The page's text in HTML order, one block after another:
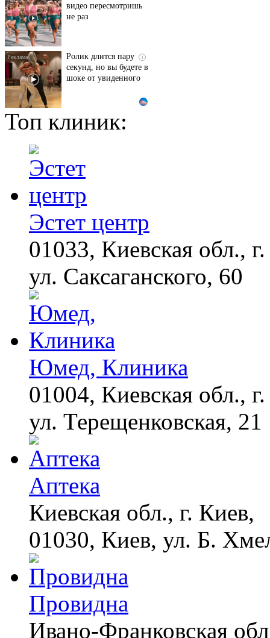
видео пересмотришь
не раз
i
Ролик длится пару
секунд, но вы будете в
шоке от увиденного
Ролик из Омска: вы
будете смеяться долго
"Потеряли стыд в
Поплавская вмазала
Королева вагона
отожгла! Видео не
оставит равнодушным
Топ клиник:
Эстет центр
01033, Киевская обл.,
ул. Саксаганского, 60
Юмед, Клиника
01004, Киевская обл.,
ул. Терещенковская, 21
Аптека
Киевская обл., г. Киев,
01030, Киев, ул. Б.
Провидна
Ивано-Франковская